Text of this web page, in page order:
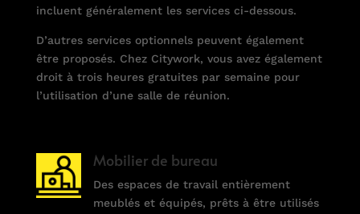
incluent généralement les services ci-dessous.
D’autres services optionnels peuvent également
être proposés. Chez Citywork, vous avez également
droit à trois heures gratuites par semaine pour
l’utilisation d’une salle de réunion.
Mobilier de bureau
Des espaces de travail entièrement
meublés et équipés, prêts à être utilisés